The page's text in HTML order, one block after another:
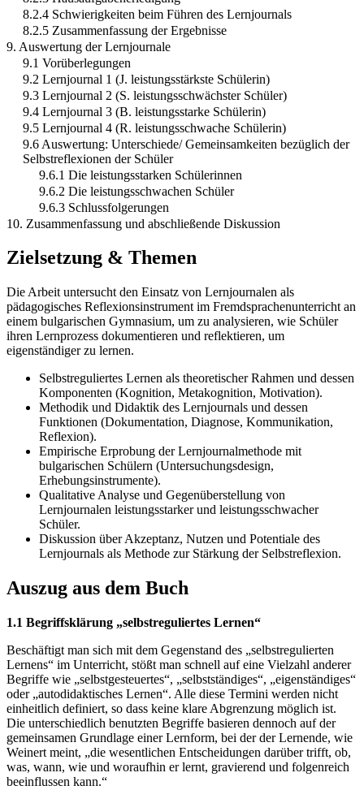
8.2.4 Schwierigkeiten beim Führen des Lernjournals
8.2.5 Zusammenfassung der Ergebnisse
9. Auswertung der Lernjournale
9.1 Vorüberlegungen
9.2 Lernjournal 1 (J. leistungsstärkste Schülerin)
9.3 Lernjournal 2 (S. leistungsschwächster Schüler)
9.4 Lernjournal 3 (B. leistungsstarke Schülerin)
9.5 Lernjournal 4 (R. leistungsschwache Schülerin)
9.6 Auswertung: Unterschiede/ Gemeinsamkeiten bezüglich der
Selbstreflexionen der Schüler
9.6.1 Die leistungsstarken Schülerinnen
9.6.2 Die leistungsschwachen Schüler
9.6.3 Schlussfolgerungen
10. Zusammenfassung und abschließende Diskussion
Zielsetzung & Themen
Die Arbeit untersucht den Einsatz von Lernjournalen als
pädagogisches Reflexionsinstrument im Fremdsprachenunterricht an
einem bulgarischen Gymnasium, um zu analysieren, wie Schüler
ihren Lernprozess dokumentieren und reflektieren, um
eigenständiger zu lernen.
Selbstreguliertes Lernen als theoretischer Rahmen und dessen
Komponenten (Kognition, Metakognition, Motivation).
Methodik und Didaktik des Lernjournals und dessen
Funktionen (Dokumentation, Diagnose, Kommunikation,
Reflexion).
Empirische Erprobung der Lernjournalmethode mit
bulgarischen Schülern (Untersuchungsdesign,
Erhebungsinstrumente).
Qualitative Analyse und Gegenüberstellung von
Lernjournalen leistungsstarker und leistungsschwacher
Schüler.
Diskussion über Akzeptanz, Nutzen und Potentiale des
Lernjournals als Methode zur Stärkung der Selbstreflexion.
Auszug aus dem Buch
1.1 Begriffsklärung „selbstreguliertes Lernen“
Beschäftigt man sich mit dem Gegenstand des „selbstregulierten
Lernens“ im Unterricht, stößt man schnell auf eine Vielzahl anderer
Begriffe wie „selbstgesteuertes“, „selbstständiges“, „eigenständiges“
oder „autodidaktisches Lernen“. Alle diese Termini werden nicht
einheitlich definiert, so dass keine klare Abgrenzung möglich ist.
Die unterschiedlich benutzten Begriffe basieren dennoch auf der
gemeinsamen Grundlage einer Lernform, bei der der Lernende, wie
Weinert meint, „die wesentlichen Entscheidungen darüber trifft, ob,
was, wann, wie und woraufhin er lernt, gravierend und folgenreich
beeinflussen kann.“